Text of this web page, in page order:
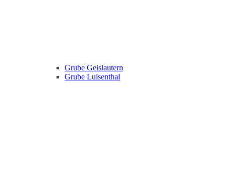
Grube Geislautern
Grube Luisenthal